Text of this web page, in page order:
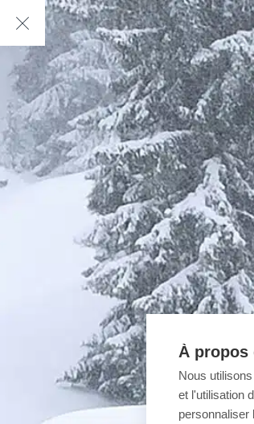
À propos
Nous
et l'utilisation
personnaliser